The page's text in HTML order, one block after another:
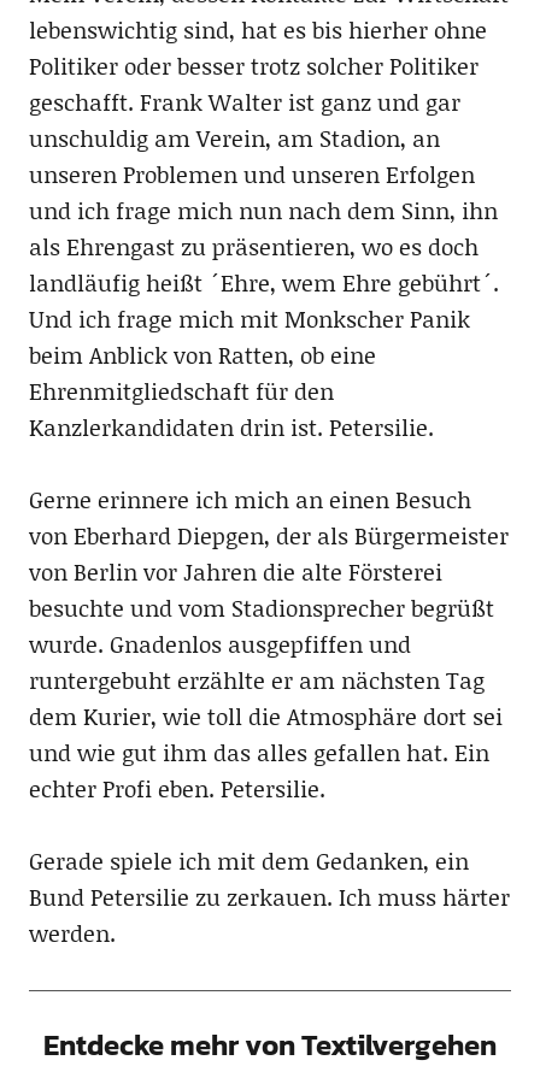
lebenswichtig sind, hat es bis hierher ohne
Politiker oder besser trotz solcher Politiker
geschafft. Frank Walter ist ganz und gar
unschuldig am Verein, am Stadion, an
unseren Problemen und unseren Erfolgen
und ich frage mich nun nach dem Sinn, ihn
als Ehrengast zu präsentieren, wo es doch
landläufig heißt ´Ehre, wem Ehre gebührt´.
Und ich frage mich mit Monkscher Panik
beim Anblick von Ratten, ob eine
Ehrenmitgliedschaft für den
Kanzlerkandidaten drin ist. Petersilie.
Gerne erinnere ich mich an einen Besuch
von Eberhard Diepgen, der als Bürgermeister
von Berlin vor Jahren die alte Försterei
besuchte und vom Stadionsprecher begrüßt
wurde. Gnadenlos ausgepfiffen und
runtergebuht erzählte er am nächsten Tag
dem Kurier, wie toll die Atmosphäre dort sei
und wie gut ihm das alles gefallen hat. Ein
echter Profi eben. Petersilie.
Gerade spiele ich mit dem Gedanken, ein
Bund Petersilie zu zerkauen. Ich muss härter
werden.
Entdecke mehr von Textilvergehen